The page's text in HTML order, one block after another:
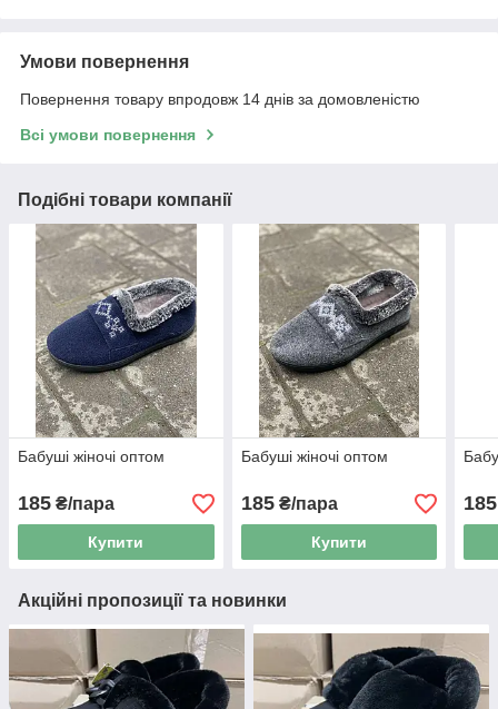
Умови повернення
Повернення товару впродовж 14 днів за домовленістю
Всі умови повернення
Подібні товари компанії
Бабуші жіночі оптом
185 ₴/пара
Купити
Бабуші жіночі оптом
185₴/пара
Купити
185
Акційні пропозиції та новинки